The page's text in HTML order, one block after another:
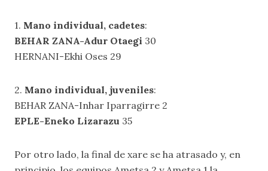
1. Mano individual, cadetes:
BEHAR ZANA-Adur Otaegi 30
HERNANI-Ekhi Oses 29
2. Mano individual, juveniles:
BEHAR ZANA-Inhar Iparragirre 2
EPLE-Eneko Lizarazu 35
Por otro lado, la final de xare se ha atrasado y, en